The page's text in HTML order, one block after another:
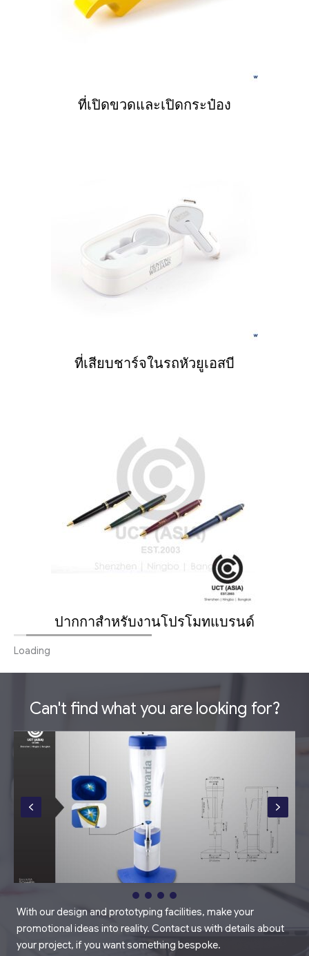
ที่เปิดขวดและเปิดกระป๋อง
ที่เสียบชาร์จในรถหัวยูเอสบี
ปากกาสำหรับงานโปรโมทแบรนด์
Loading
Can't find what you are looking for?
With our design and prototyping facilities, make your
promotional ideas into reality. Contact us with details about
your project, if you want something bespoke.